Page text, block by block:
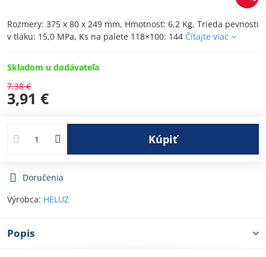
Rozmery: 375 x 80 x 249 mm, Hmotnosť: 6,2 Kg, Trieda pevnosti
v tlaku: 15,0 MPa, Ks na palete 118×100: 144 Čítajte viac
Skladom u dodávateľa
7,38 €
3,91 €
Kúpiť
Doručenia
Výrobca: HELUZ
Popis